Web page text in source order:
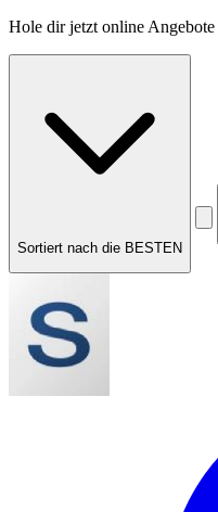
Hole dirjetzt online Angebote
Sortiert nach die BESTEN